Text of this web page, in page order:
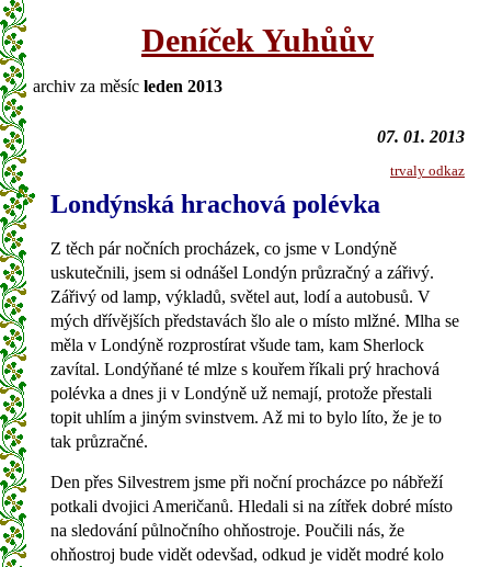
Deníček Yuhůův
archiv za měsíc leden 2013
07. 01. 2013
trvaly odkaz
Londýnská hrachová polévka
Z těch pár nočních procházek, co jsme v Londýně
uskutečnili, jsem si odnášel Londýn průzračný a zářivý.
Zářivý od lamp, výkladů, světel aut, lodí a autobusů. V
mých dřívějších představách šlo ale o místo mlžné. Mlha se
měla v Londýně rozprostírat všude tam, kam Sherlock
zavítal. Londýňané té mlze s kouřem říkali prý hrachová
polévka a dnes ji v Londýně už nemají, protože přestali
topit uhlím a jiným svinstvem. Až mi to bylo líto, že je to
tak průzračné.
Den přes Silvestrem jsme při noční procházce po nábřeží
potkali dvojici Američanů. Hledali si na zítřek dobré místo
na sledování půlnočního ohňostroje. Poučili nás, že
ohňostroj bude vidět odevšad, odkud je vidět modré kolo